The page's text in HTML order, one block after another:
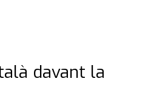
davant la